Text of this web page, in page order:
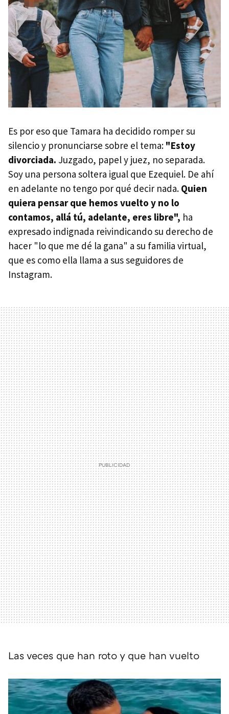
Es por eso que Tamara ha decidido romper su
silencio y pronunciarse sobre el tema: "Estoy
divorciada. Juzgado, papel y juez, no separada.
Soy una persona soltera igual que Ezequiel. De ahí
en adelante no tengo por qué decir nada. Quien
quiera pensar que hemos vuelto y no lo
contamos, allá tú, adelante, eres libre", ha
expresado indignada reivindicando su derecho de
hacer "lo que me dé la gana" a su familia virtual,
que es como ella llama a sus seguidores de
Instagram.
Las veces que han roto y que han vuelto